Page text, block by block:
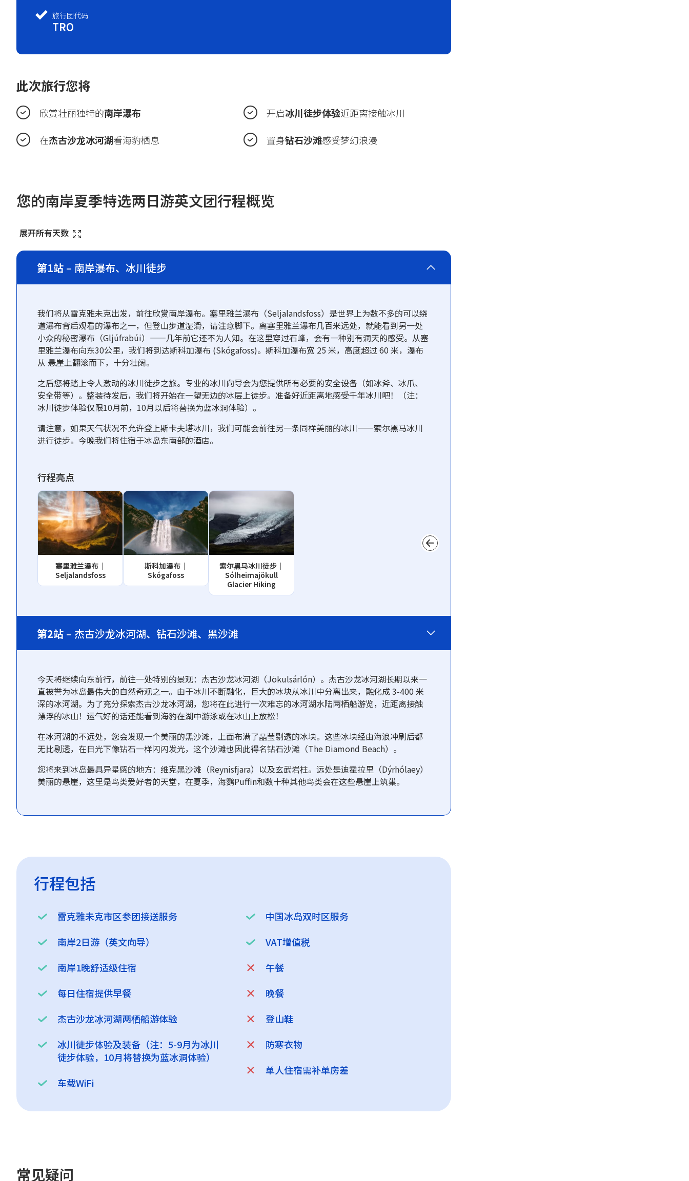
旅行团代码
TRO
此次旅行您将
欣赏壮丽独特的南岸瀑布 开启冰川徒步体验近距离接触冰川
在杰古沙龙冰河湖看海豹栖息 置身钻石沙滩感受梦幻浪漫
您的南岸夏季特选两日游英文团行程概览
展开所有天数
第1站 – 南岸瀑布、冰川徒步
我们将从雷克雅未克出发，前往欣赏南岸瀑布。塞里雅兰瀑布（Seljalandsfoss）是世界上为数不多的可以绕
道瀑布背后观看的瀑布之一，但登山步道湿滑，请注意脚下。离塞里雅兰瀑布几百米远处，就能看到另一处
小众的秘密瀑布（Gljúfrabúi）——几年前它还不为人知。在这里穿过石峰，会有一种别有洞天的感受。从塞
里雅兰瀑布向东30公里，我们将到达斯科加瀑布 (Skógafoss)。斯科加瀑布宽 25 米，高度超过 60 米，瀑布
从 悬崖上翻滚而下，十分壮阔。
之后您将踏上令人激动的冰川徒步之旅。专业的冰川向导会为您提供所有必要的安全设备（如冰斧、冰爪、
安全带等）。整装待发后，我们将开始在一望无边的冰层上徒步。准备好近距离地感受千年冰川吧！（注：
冰川徒步体验仅限10月前，10月以后将替换为蓝冰洞体验）。
请注意，如果天气状况不允许登上斯卡夫塔冰川，我们可能会前往另一条同样美丽的冰川——索尔黑马冰川
进行徒步。今晚我们将住宿于冰岛东南部的酒店。
行程亮点
塞里雅兰瀑布｜
Seljalandsfoss
斯科加瀑布｜
Skógafoss
索尔黑马冰川徒步｜
Sólheimajökull
Glacier Hiking
第2站 – 杰古沙龙冰河湖、钻石沙滩、黑沙滩
今天将继续向东前行，前往一处特别的景观：杰古沙龙冰河湖（Jökulsárlón）。杰古沙龙冰河湖长期以来一
直被誉为冰岛最伟大的自然奇观之一。由于冰川不断融化，巨大的冰块从冰川中分离出来，融化成 3-400 米
深的冰河湖。为了充分探索杰古沙龙冰河湖，您将在此进行一次难忘的冰河湖水陆两栖船游览，近距离接触
漂浮的冰山！运气好的话还能看到海豹在湖中游泳或在冰山上放松！
在冰河湖的不远处，您会发现一个美丽的黑沙滩，上面布满了晶莹剔透的冰块。这些冰块经由海浪冲刷后都
无比剔透，在日光下像钻石一样闪闪发光，这个沙滩也因此得名钻石沙滩（The Diamond Beach）。
您将来到冰岛最具异星感的地方：维克黑沙滩（Reynisfjara）以及玄武岩柱。远处是迪霍拉里（Dýrhólaey）
美丽的悬崖，这里是鸟类爱好者的天堂，在夏季，海鹦Puffin和数十种其他鸟类会在这些悬崖上筑巢。
行程包括
雷克雅未克市区参团接送服务
南岸2日游（英文向导）
南岸1晚舒适级住宿
每日住宿提供早餐
杰古沙龙冰河湖两栖船游体验
冰川徒步体验及装备（注：5-9月为冰川
徒步体验，10月将替换为蓝冰洞体验）
车载WiFi
中国冰岛双时区服务
VAT增值税
午餐
晚餐
登山鞋
防寒衣物
单人住宿需补单房差
常见疑问